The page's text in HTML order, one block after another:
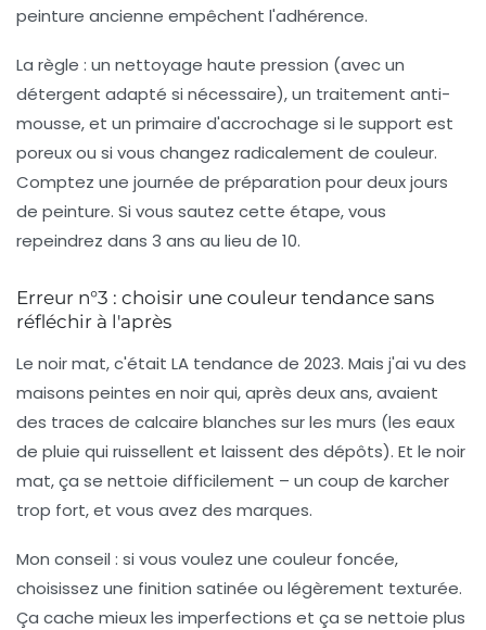
peinture ancienne empêchent l'adhérence.
La règle : un nettoyage haute pression (avec un
détergent adapté si nécessaire), un traitement anti-
mousse, et un primaire d'accrochage si le support est
poreux ou si vous changez radicalement de couleur.
Comptez une journée de préparation pour deux jours
de peinture. Si vous sautez cette étape, vous
repeindrez dans 3 ans au lieu de 10.
Erreur n°3 : choisir une couleur tendance sans
réfléchir à l'après
Le noir mat, c'était LA tendance de 2023. Mais j'ai vu des
maisons peintes en noir qui, après deux ans, avaient
des traces de calcaire blanches sur les murs (les eaux
de pluie qui ruissellent et laissent des dépôts). Et le noir
mat, ça se nettoie difficilement – un coup de karcher
trop fort, et vous avez des marques.
Mon conseil : si vous voulez une couleur foncée,
choisissez une finition satinée ou légèrement texturée.
Ça cache mieux les imperfections et ça se nettoie plus